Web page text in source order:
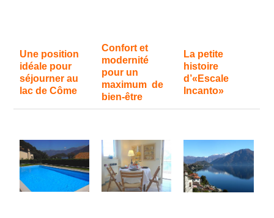
Une position
idéale pour
séjourner au
lac de Côme
Confort et
modernité
pour un
maximum de
bien-être
La petite
histoire
d’«Escale
Incanto»